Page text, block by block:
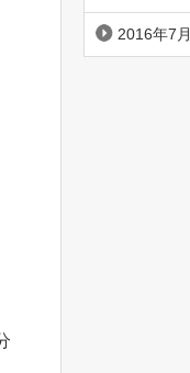
2016年7月